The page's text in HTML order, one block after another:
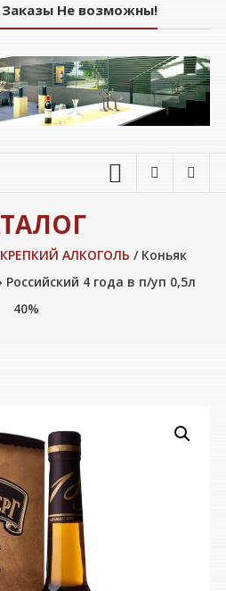
Не возможны!
КРЕПКИЙ АЛКОГОЛЬ / Коньяк
4 года в п/уп 0,5л
40%